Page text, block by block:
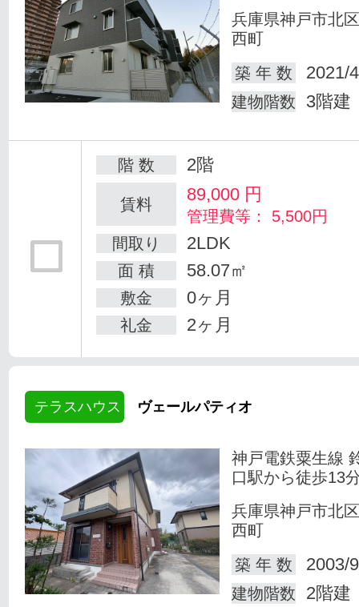
兵庫県神戸市北
西町
築 年 数
2021/
建物階数 3階建
階 数 2階
賃料 89,000 円
管理費等： 5,500円
間取り
2LDK
面 積 58.07㎡
敷金 0ヶ月
礼金 2ヶ月
テラスハウス ヴェールパティオ
神戸電鉄粟生線
口駅から徒歩13
兵庫県神戸市北
西町
築 年 数
2003/
建物階数 2階建